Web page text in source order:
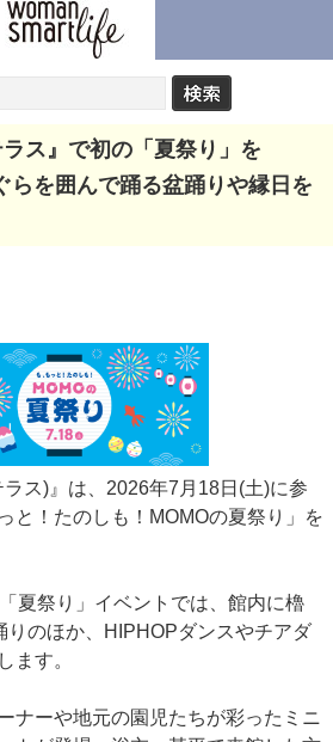
ス』で初の「夏祭り」を
らを囲んで踊る盆踊りや縁日を
ラス)』は、2026年7月18日(土)に参
と！たのしも！MOMOの夏祭り」を
夏祭り」イベントでは、館内に櫓
りのほか、HIPHOPダンスやチアダ
ます。
ナーや地元の園児たちが彩ったミニ